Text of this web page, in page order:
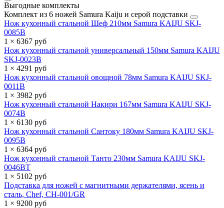
Выгодные комплекты
Комплект из 6 ножей Samura Kaiju и серой подставки
Нож кухонный стальной Шеф 210мм Samura KAIJU SKJ-
0085B
1 × 6367 руб
Нож кухонный стальной универсальный 150мм Samura KAIJU
SKJ-0023B
1 × 4291 руб
Нож кухонный стальной овощной 78мм Samura KAIJU SKJ-
0011B
1 × 3982 руб
Нож кухонный стальной Накири 167мм Samura KAIJU SKJ-
0074B
1 × 6130 руб
Нож кухонный стальной Сантоку 180мм Samura KAIJU SKJ-
0095B
1 × 6364 руб
Нож кухонный стальной Танто 230мм Samura KAIJU SKJ-
0046BT
1 × 5102 руб
Подставка для ножей с магнитными держателями, ясень и
сталь, Chef, CH-001/GR
1 × 9200 руб